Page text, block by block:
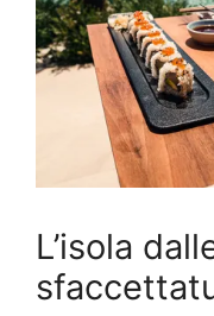
L’isola